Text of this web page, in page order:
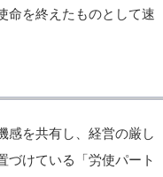
命を終えたものとして速
感を共有し、経営の厳し
づけている「労使パート